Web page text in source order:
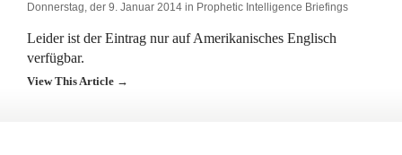
Donnerstag, der 9. Januar 2014 in Prophetic Intelligence Briefings
Leider ist der Eintrag nur auf Amerikanisches Englisch
verfügbar.
View This Article →